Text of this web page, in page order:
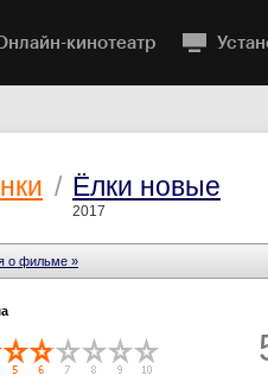
кинотеатр
/ Ёлки новые
2017
о фильме »